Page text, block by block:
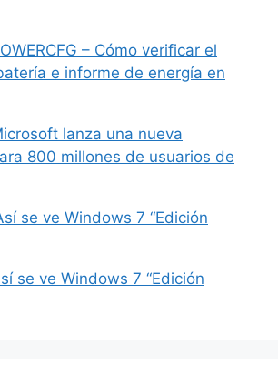
– Cómo verificar el
e informe de energía en
lanza una nueva
800 millones de usuarios de
se ve Windows 7 “Edición
se ve Windows 7 “Edición